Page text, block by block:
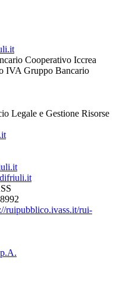
Cooperativo Iccrea
IVA Gruppo Bancario
Legale e Gestione Risorse
ruipubblico.ivass.it/rui-